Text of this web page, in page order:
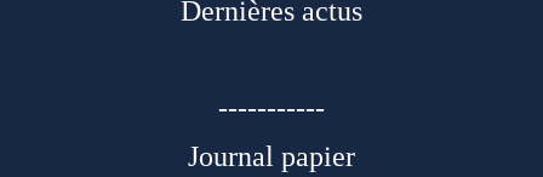
Dernières actus
-----------
Journal papier